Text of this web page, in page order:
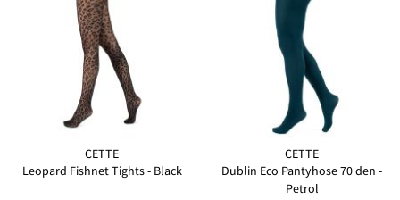
CETTE
Leopard Fishnet Tights - Black
CETTE
Dublin Eco Pantyhose 70 den -
Petrol